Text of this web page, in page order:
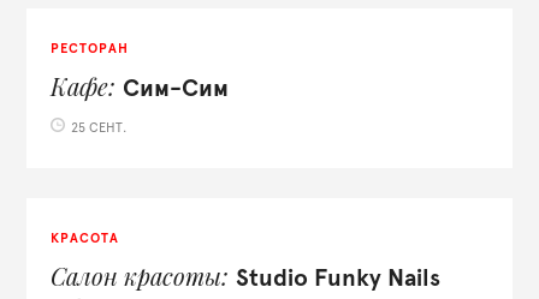
РЕСТОРАН
Кафе Сим-Сим
25 СЕНТ.
КРАСОТА
Салон красоты
Studio Funky Nails